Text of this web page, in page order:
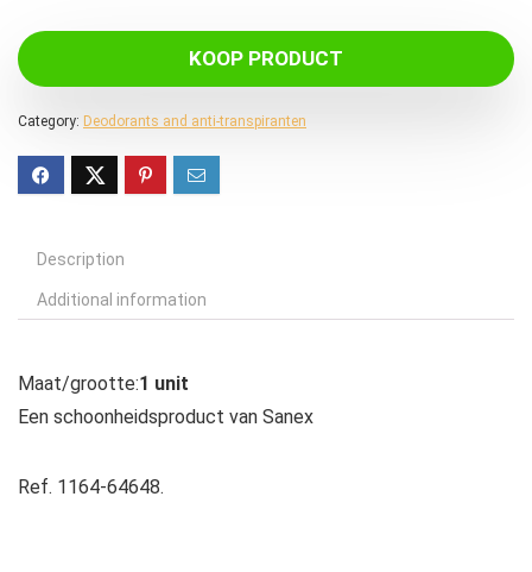
KOOP PRODUCT
Category: Deodorants and anti-transpiranten
Description
Additional information
Maat/grootte:1 unit
Een schoonheidsproduct van Sanex
Ref. 1164-64648.